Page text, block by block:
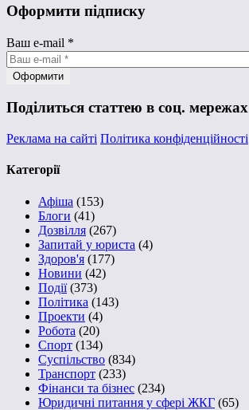
Оформити підписку
Ваш e-mail *
Поділиться статтею в соц. мережах
Реклама на сайті Політика конфіденційності
Категорії
Афіша (153)
Блоги (41)
Дозвілля (267)
Запитай у юриста (4)
Здоров'я (177)
Новини (42)
Події(373)
Політика (143)
Проекти (4)
Робота (20)
Спорт (134)
Суспільство (834)
Транспорт (233)
Фінанси та бізнес (234)
Юридичні питання у сфері ЖКГ (65)